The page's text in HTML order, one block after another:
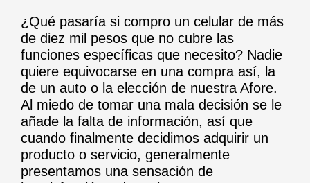
¿Qué pasaría si compro un celular de más
de diez mil pesos que no cubre las
funciones específicas que necesito? Nadie
quiere equivocarse en una compra así, la
de un auto o la elección de nuestra Afore.
Al miedo de tomar una mala decisión se le
añade la falta de información, así que
cuando finalmente decidimos adquirir un
producto o servicio, generalmente
presentamos una sensación de